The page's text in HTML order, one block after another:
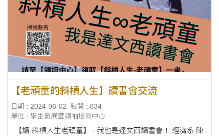
【老頑童的斜槓人生】讀書會交流
日期 : 2024-06-02
點閱 : 834
單位 : 學生發展暨領袖培育中心